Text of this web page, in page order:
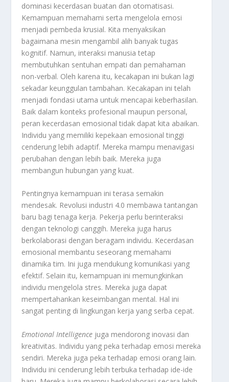
dominasi kecerdasan buatan dan otomatisasi.
Kemampuan memahami serta mengelola emosi
menjadi pembeda krusial. Kita menyaksikan
bagaimana mesin mengambil alih banyak tugas
kognitif. Namun, interaksi manusia tetap
membutuhkan sentuhan empati dan pemahaman
non-verbal. Oleh karena itu, kecakapan ini bukan lagi
sekadar keunggulan tambahan. Kecakapan ini telah
menjadi fondasi utama untuk mencapai keberhasilan.
Baik dalam konteks profesional maupun personal,
peran kecerdasan emosional tidak dapat kita abaikan.
Individu yang memiliki kepekaan emosional tinggi
cenderung lebih adaptif. Mereka mampu menavigasi
perubahan dengan lebih baik. Mereka juga
membangun hubungan yang kuat.
Pentingnya kemampuan ini terasa semakin
mendesak. Revolusi industri 4.0 membawa tantangan
baru bagi tenaga kerja. Pekerja perlu berinteraksi
dengan teknologi canggih. Mereka juga harus
berkolaborasi dengan beragam individu. Kecerdasan
emosional membantu seseorang memahami
dinamika tim. Ini juga mendukung komunikasi yang
efektif. Selain itu, kemampuan ini memungkinkan
individu mengelola stres. Mereka juga dapat
mempertahankan keseimbangan mental. Hal ini
sangat penting di lingkungan kerja yang serba cepat.
Emotional Intelligence juga mendorong inovasi dan
kreativitas. Individu yang peka terhadap emosi mereka
sendiri. Mereka juga peka terhadap emosi orang lain.
Individu ini cenderung lebih terbuka terhadap ide-ide